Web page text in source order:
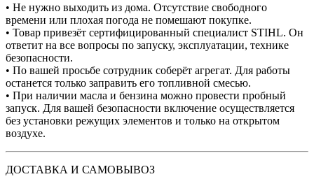
• Не нужно выходить из дома. Отсутствие свободного
времени или плохая погода не помешают покупке.
• Товар привезёт сертифицированный специалист STIHL. Он
ответит на все вопросы по запуску, эксплуатации, технике
безопасности.
• По вашей просьбе сотрудник соберёт агрегат. Для работы
останется только заправить его топливной смесью.
• При наличии масла и бензина можно провести пробный
запуск. Для вашей безопасности включение осуществляется
без установки режущих элементов и только на открытом
воздухе.
ДОСТАВКА И САМОВЫВОЗ